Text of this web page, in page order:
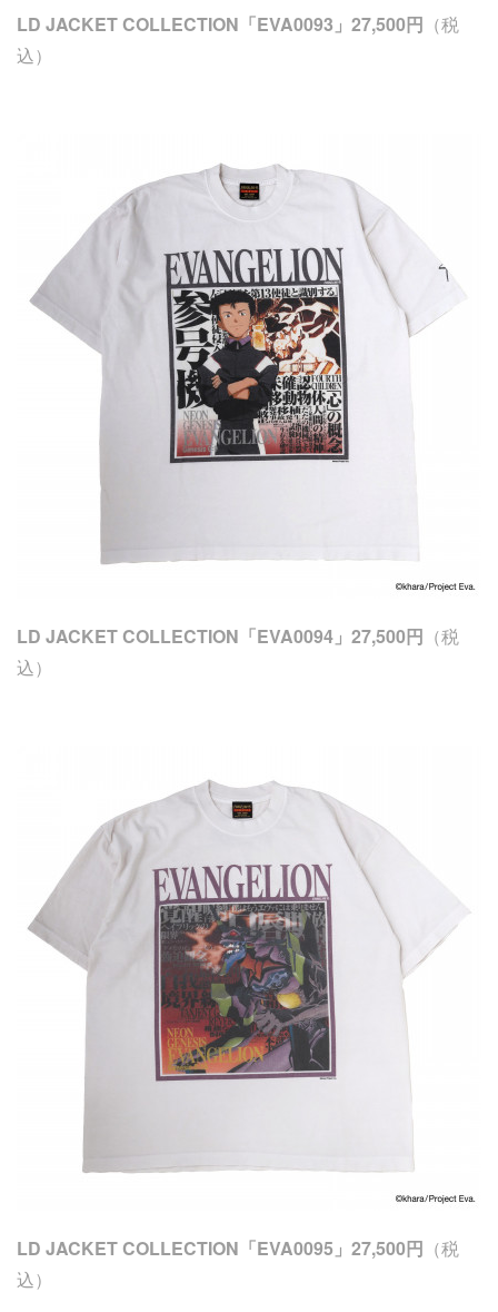
LD JACKET COLLECTION「EVA0093」27,500円 （税
込）
LD JACKET COLLECTION「EVA0094」27,500円 （税
込）
LD JACKET COLLECTION「EVA0095」27,500円 （税
込）